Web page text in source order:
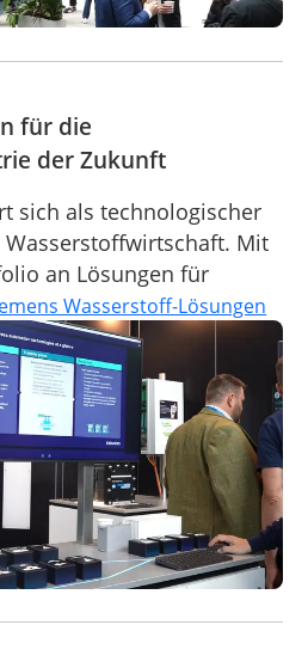
für die
der Zukunft
sich als technologischer
Mit
an Lösungen für
Wasserstoff-Lösungen